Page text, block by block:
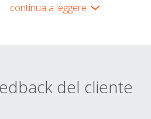
continua a leggere
del cliente